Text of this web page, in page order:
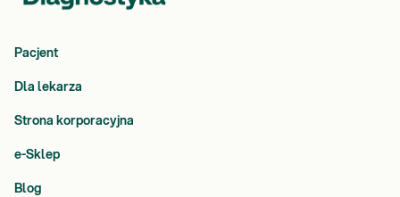
Pacjent
Dla lekarza
Strona korporacyjna
e-Sklep
Blog